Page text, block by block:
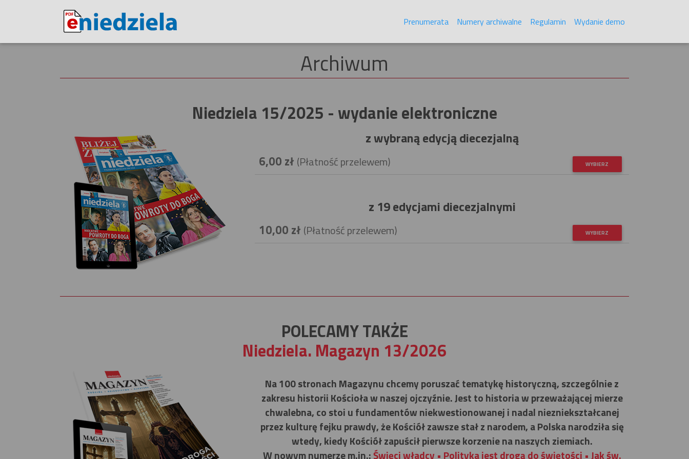
Prenumerata Numery archiwalne Regulamin Wydanie demo
Archiwum
Niedziela 15/2025 - wydanie elektroniczne
z wybraną edycją diecezjalną
WYBIERZ
6,00 zł (Płatność przelewem)
z 19 edycjami diecezjalnymi
WYBIERZ
10,00 zł (Płatność przelewem)
POLECAMY TAKŻE
Niedziela. Magazyn 13/2026
Na 100 stronach Magazynu chcemy poruszać tematykę historyczną, szczególnie z
zakresu historii Kościoła w naszej ojczyźnie. Jest to historia w przeważającej mierze
chwalebna, co stoi u fundamentów niekwestionowanej i nadal niezniekształcanej
przez kulturę fejku prawdy, że Kościół zawsze stał z narodem, a Polska narodziła się
wtedy, kiedy Kościół zapuścił pierwsze korzenie na naszych ziemiach.
W nowym numerze m.in.:Święci władcy • Polityka jest drogą do świętości • Jak św.